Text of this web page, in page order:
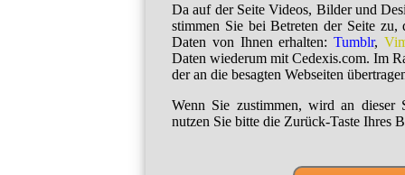
Da auf der Seite Videos, Bilder und
stimmen Sie bei Betreten der Seite zu,
Daten von Ihnen erhalten:Tumblr,
Daten wiederum mit Cedexis.com. Im
der an die besagten Webseiten
Wenn Sie zustimmen, wird an dieser
nutzen Sie bitte die Zurück-Taste Ihres